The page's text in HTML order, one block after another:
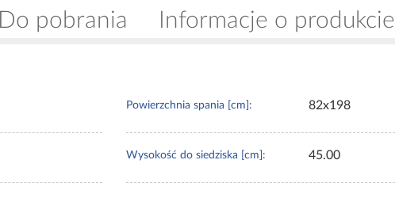
Do pobrania Informacje o produkcie
Powierzchnia spania [cm]: 82x198
Wysokość do siedziska [cm]: 45.00